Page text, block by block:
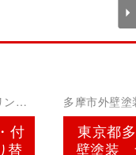
ン
付
替
多摩市外壁塗
東京都
壁塗装